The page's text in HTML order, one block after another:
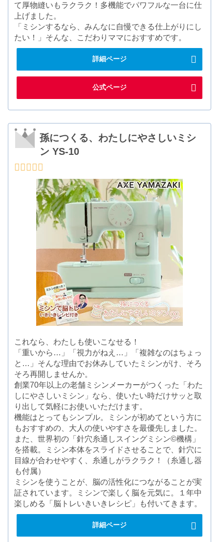
て厚物縫いもラクラク！多機能でパワフルな一台に仕
上げました。
「ミシンするなら、みんなに自慢できる仕上がりにし
たい！」そんな、こだわりママにおすすめです。
詳細ページ
公式ページ
孫につくる、わたしにやさしいミシ
ン YS-10
これなら、わたしも使いこなせる！
「重いから…」「視力がねえ…」「複雑なのはちょっ
と…」そんな理由でお休みしていたミシンがけ、そろ
そろ再開しませんか。
創業70年以上の老舗ミシンメーカーがつくった「わた
しにやさしいミシン」なら、使いたい時だけサッと取
り出して気軽にお使いいただけます。
機能はとってもシンプル。ミシンが初めてという方に
もおすすめの、大人の使いやすさを最優先しました。
また、世界初の「針穴糸通しスイングミシン©機構」
を搭載。ミシン本体をスライドさせることで、針穴に
目線が合わせやすく、糸通しがラクラク！（糸通し器
も付属）
ミシンを使うことが、脳の活性化につながることが実
証されています。ミシンで楽しく脳を元気に。１年中
楽しめる「脳トレいきいきレシピ」も付いてきます。
詳細ページ